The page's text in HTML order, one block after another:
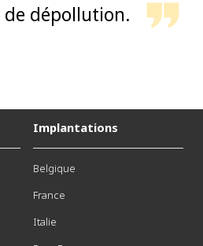
dépollution.
Implantations
Belgique
France
Italie